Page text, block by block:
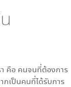
คือ คนจนที่ต้องการ
กเป็นคนที่ได้รับการ